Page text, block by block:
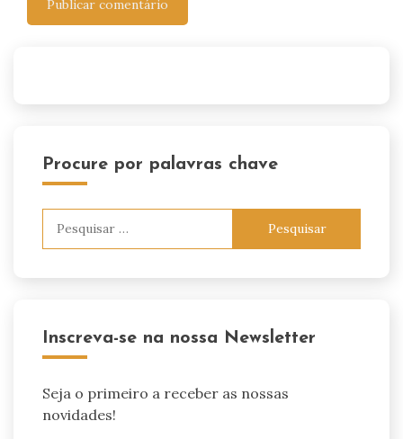
Procure por palavras chave
Inscreva-se na nossa Newsletter
Seja o primeiro a receber as nossas
novidades!